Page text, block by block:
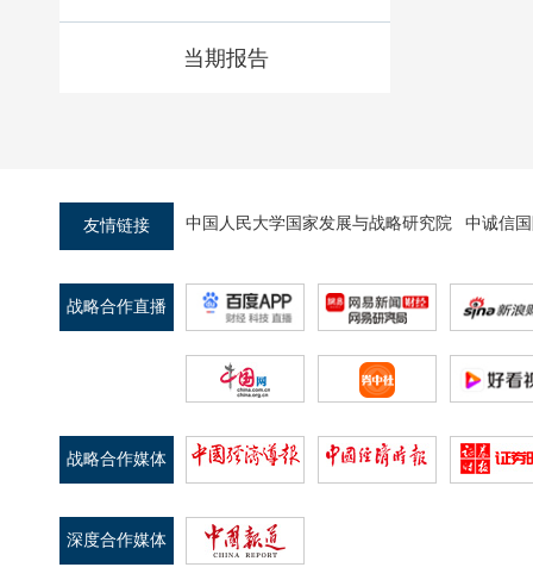
当期报告
友情链接 中国人民大学国家发展与战略研究院 中诚信
战略合作直播
战略合作媒体
深度合作媒体